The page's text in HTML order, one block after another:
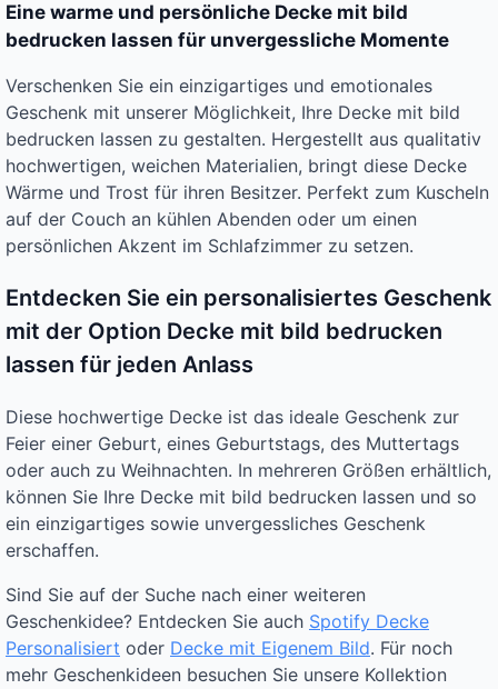
Eine warme und persönliche Decke mit bild
bedrucken lassen für unvergessliche Momente
Verschenken Sie ein einzigartiges und emotionales
Geschenk mit unserer Möglichkeit, Ihre Decke mit bild
bedrucken lassen zu gestalten. Hergestellt aus qualitativ
hochwertigen, weichen Materialien, bringt diese Decke
Wärme und Trost für ihren Besitzer. Perfekt zum Kuscheln
auf der Couch an kühlen Abenden oder um einen
persönlichen Akzent im Schlafzimmer zu setzen.
Entdecken Sie ein personalisiertes Geschenk
mit der Option Decke mit bild bedrucken
lassen für jeden Anlass
Diese hochwertige Decke ist das ideale Geschenk zur
Feier einer Geburt, eines Geburtstags, des Muttertags
oder auch zu Weihnachten. In mehreren Größen erhältlich,
können Sie Ihre Decke mit bild bedrucken lassen und so
ein einzigartiges sowie unvergessliches Geschenk
erschaffen.
Sind Sie auf der Suche nach einer weiteren
Geschenkidee? Entdecken Sie auch Spotify Decke
Personalisiert oder Decke mit Eigenem Bild. Für noch
mehr Geschenkideen besuchen Sie unsere Kollektion